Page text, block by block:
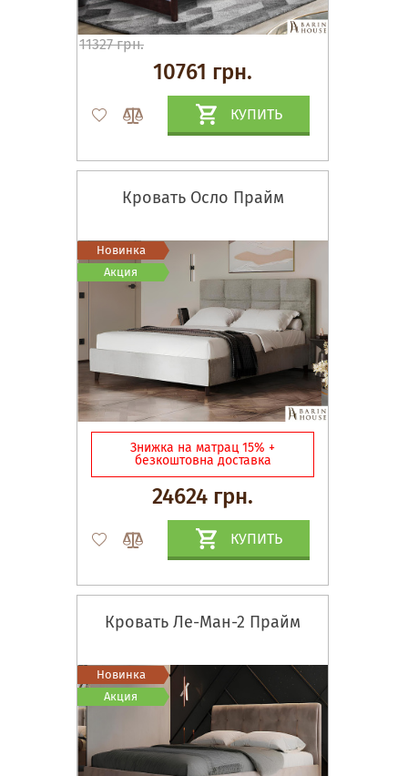
11327 грн.
10761 грн.
КУПИТЬ
Кровать Осло Прайм
Знижка на матрац 15% +
безкоштовна доставка
24624 грн.
КУПИТЬ
Новинка
Акция
Кровать Ле-Ман-2 Прайм
Новинка
Акция